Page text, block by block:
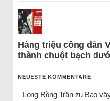
Hàng triệu công dân
thành chuột bạch
NEUESTE KOMMENTARE
Long Rồng Trầnzu Bao